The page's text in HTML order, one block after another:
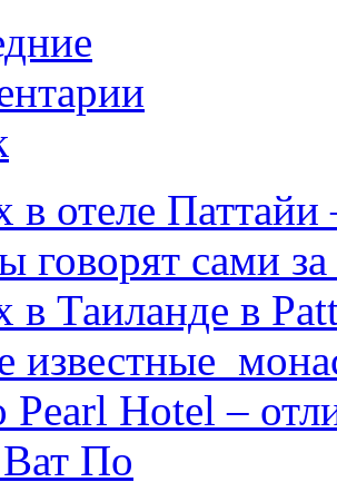
в отеле
говорят сами за
в Таиланде в
известные
Pearl Hotel –
По